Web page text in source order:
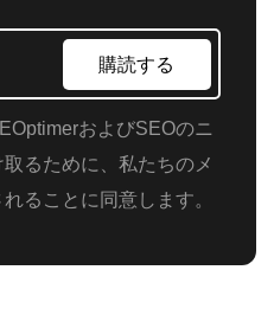
購読する
およびSEOのニ
るために、私たちのメ
ることに同意します。